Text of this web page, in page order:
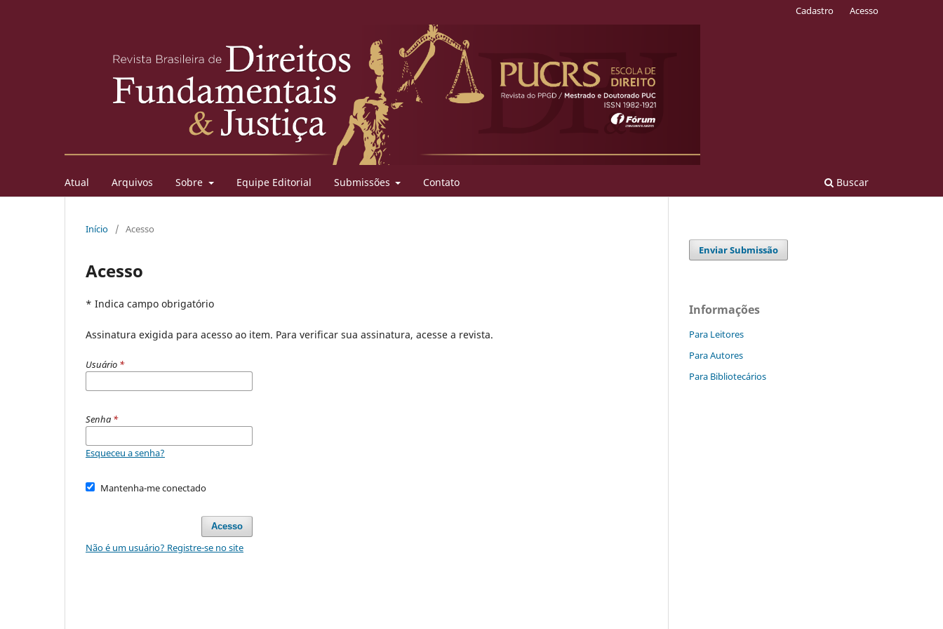
Atual Arquivos Sobre Equipe Editorial Submissões Contato Buscar
Cadastro Acesso
Início / Acesso
Acesso
* Indica campo obrigatório
Assinatura exigida para acesso ao item. Para verificar sua assinatura, acesse a revista.
Usuário *
Senha *
Esqueceu a senha?
Mantenha-me conectado
Acesso
Não é um usuário? Registre-se no site
Enviar Submissão
Informações
Para Leitores
Para Autores
Para Bibliotecários